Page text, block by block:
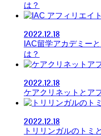
は？
2022.12.18
IAC留学アカデミー
は？
2022.12.18
ケアクリネットとア
2022.12.18
トリリンガルのトミ